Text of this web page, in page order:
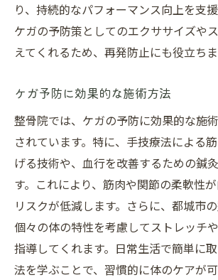
り、持続的なパフォーマンス向上を支援
ケガの予防策としてのエクササイズや
えてくれるため、再発防止にも役立ちま
ケガ予防に効果的な施術方法
整骨院では、ケガの予防に効果的な施
されています。特に、手技療法による
げる技術や、血行を改善するための鍼
す。これにより、筋肉や関節の柔軟性
リスクが低減します。さらに、都城市の
個々の体の特性を考慮してストレッチ
指導してくれます。日常生活で簡単に
法を学ぶことで、習慣的に体のケアが